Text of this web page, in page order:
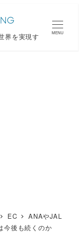
界を実現す MENU
EC
ANAやJAL
今後も続くのか